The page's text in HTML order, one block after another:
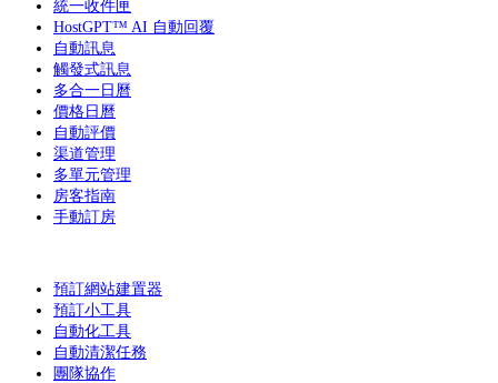
統一收件匣
HostGPT™ AI 自動回覆
自動訊息
觸發式訊息
多合一日曆
價格日曆
自動評價
渠道管理
多單元管理
房客指南
手動訂房
預訂網站建置器
預訂小工具
自動化工具
自動清潔任務
團隊協作